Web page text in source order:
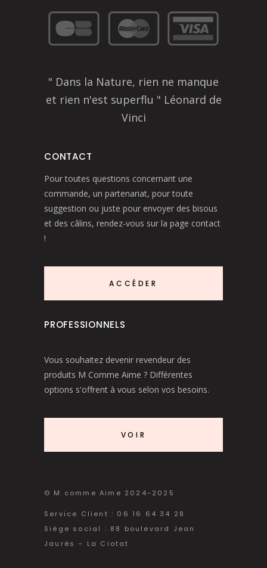
" Dans la Nature, rien ne manque
et rien n'est superflu " Léonard de
Vinci
CONTACT
Pour toutes questions concernant une
commande, un partenariat, pour toute
suggestion ou juste pour envoyer des bisous
et des câlins, rendez-vous sur la page contact
!
ACCÉDER
PROFESSIONNELS
Vous souhaitez devenir revendeur des
produits M Comme Aime ? Différentes
options s'offrent à vous selon vos besoins.
VOIR
© M comme Aime 2024-2025
Service Client : 06 16 64 34 28
Siège social : 88 boulevard Jean
Jaurès – La Ciotat